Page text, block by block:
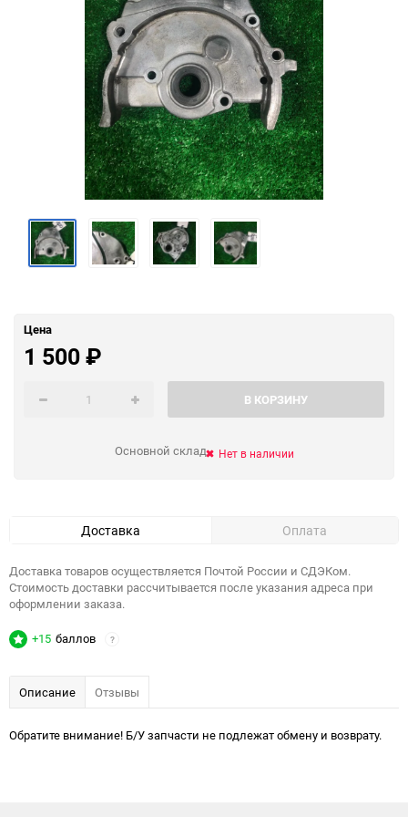
Цена
1 500₽
В КОРЗИНУ
Основной склад Нет в наличии
Доставка Оплата
Доставка товаров осуществляется Почтой России и СДЭКом.
Стоимость доставки рассчитывается после указания адреса при
оформлении заказа.
+15 баллов ?
Описание Отзывы
Обратите внимание! Б/У запчасти не подлежат обмену и возврату.